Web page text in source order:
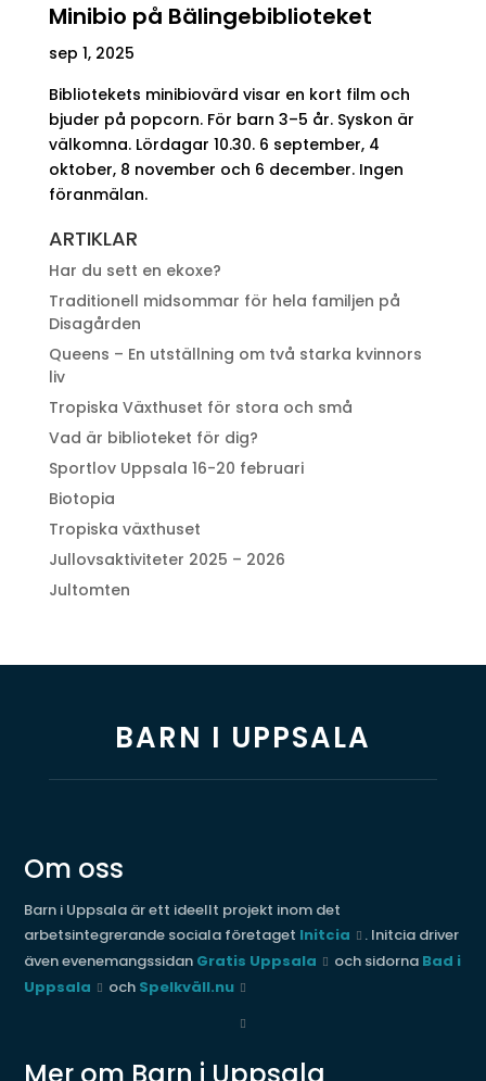
Minibio på Bälingebiblioteket
sep 1, 2025
Bibliotekets minibiovärd visar en kort film och
bjuder på popcorn. För barn 3–5 år. Syskon är
välkomna. Lördagar 10.30. 6 september, 4
oktober, 8 november och 6 december. Ingen
föranmälan.
ARTIKLAR
Har du sett en ekoxe?
Traditionell midsommar för hela familjen på
Disagården
Queens – En utställning om två starka kvinnors
liv
Tropiska Växthuset för stora och små
Vad är biblioteket för dig?
Sportlov Uppsala 16-20 februari
Biotopia
Tropiska växthuset
Jullovsaktiviteter 2025 – 2026
Jultomten
BARN I UPPSALA
Om oss
Barn i Uppsala är ett ideellt projekt inom det
arbetsintegrerande sociala företaget Initcia
. Initcia driver
även evenemangssidan Gratis Uppsala och sidorna Bad i
Uppsala
och Spelkväll.nu